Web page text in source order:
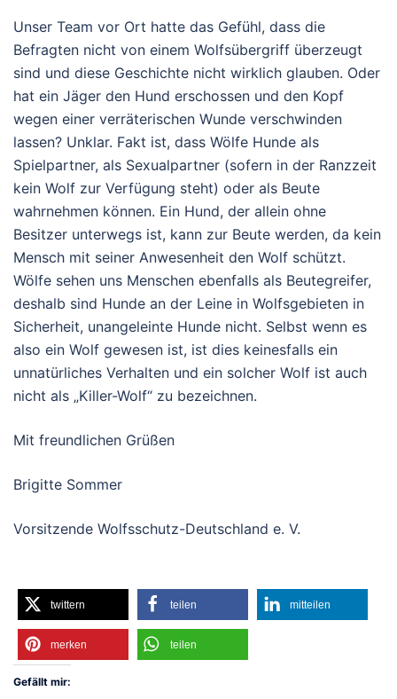
Unser Team vor Ort hatte das Gefühl, dass die
Befragten nicht von einem Wolfsübergriff überzeugt
sind und diese Geschichte nicht wirklich glauben. Oder
hat ein Jäger den Hund erschossen und den Kopf
wegen einer verräterischen Wunde verschwinden
lassen? Unklar. Fakt ist, dass Wölfe Hunde als
Spielpartner, als Sexualpartner (sofern in der Ranzzeit
kein Wolf zur Verfügung steht) oder als Beute
wahrnehmen können. Ein Hund, der allein ohne
Besitzer unterwegs ist, kann zur Beute werden, da kein
Mensch mit seiner Anwesenheit den Wolf schützt.
Wölfe sehen uns Menschen ebenfalls als Beutegreifer,
deshalb sind Hunde an der Leine in Wolfsgebieten in
Sicherheit, unangeleinte Hunde nicht. Selbst wenn es
also ein Wolf gewesen ist, ist dies keinesfalls ein
unnatürliches Verhalten und ein solcher Wolf ist auch
nicht als „Killer-Wolf“ zu bezeichnen.
Mit freundlichen Grüßen
Brigitte Sommer
Vorsitzende Wolfsschutz-Deutschland e. V.
twittern teilen mitteilen
merken teilen
Gefällt mir: